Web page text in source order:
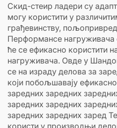
Скид-стеир ладери су
могу користити у
грађевинству,
Перформансе нагруживача
ће се ефикасно користити
нагруживача. Овде у
се на израду делова за
који побољшавају
заредних заредних
заредних заредних
заредних заредних заред
користи у производњи